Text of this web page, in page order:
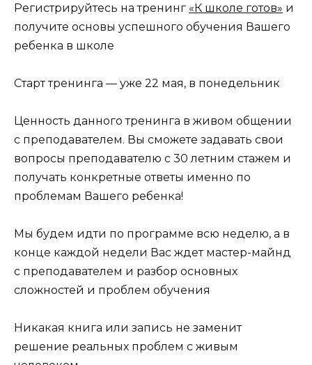
Регистрируйтесь на тренинг «К школе готов» и
получите основы успешного обучения Вашего
ребенка в школе
Старт тренинга — уже 22 мая, в понедельник
Ценность данного тренинга в живом общении
с преподавателем. Вы сможете задавать свои
вопросы преподавателю с 30 летним стажем и
получать конкретные ответы именно по
проблемам Вашего ребенка!
Мы будем идти по программе всю неделю, а в
конце каждой недели Вас ждет мастер-майнд
с преподавателем и разбор основных
сложностей и проблем обучения
Никакая книга или запись не заменит
решение реальных проблем с живым